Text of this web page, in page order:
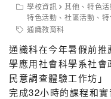
學校資訊
其他 、特色
特色活動 、社區活動 、
通識教育科
通識科在今年暑假前
學應用社會科學系社
民意調查體驗工作坊
完成32小時的課程和